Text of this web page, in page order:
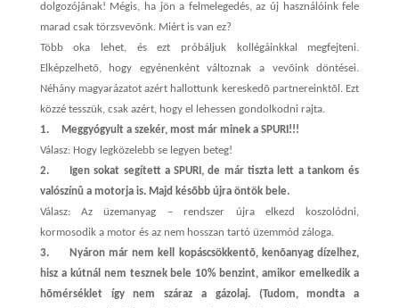
dolgozójának! Mégis, ha jön a felmelegedés, az új használóink fele
marad csak törzsvevõnk. Miért is van ez?
Több oka lehet, és ezt próbáljuk kollégáinkkal megfejteni.
Elképzelhetõ, hogy egyénenként változnak a vevõink döntései.
Néhány magyarázatot azért hallottunk kereskedõ partnereinktõl. Ezt
közzé tesszük, csak azért, hogy el lehessen gondolkodni rajta.
1.
Meggyógyult a szekér, most már minek a SPURI!!!
Válasz: Hogy legközelebb se legyen beteg!
2.
Igen sokat segített a SPURI, de már tiszta lett a tankom és
valószínû a motorja is. Majd késõbb újra öntök bele.
Válasz: Az üzemanyag – rendszer újra elkezd koszolódni,
kormosodik a motor és az nem hosszan tartó üzemmód záloga.
3.
Nyáron már nem kell kopáscsökkentõ, kenõanyag dízelhez,
hisz a kútnál nem tesznek bele 10% benzint, amikor emelkedik a
hõmérséklet így nem száraz a gázolaj. (Tudom, mondta a